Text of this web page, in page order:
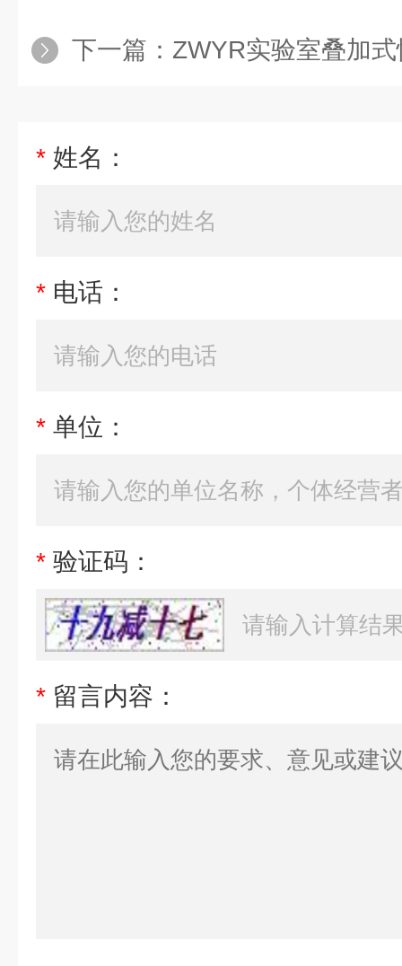
下一篇： ZWYR实验室叠加
* 姓名：
* 电话：
* 单位：
* 验证码：
* 留言内容：